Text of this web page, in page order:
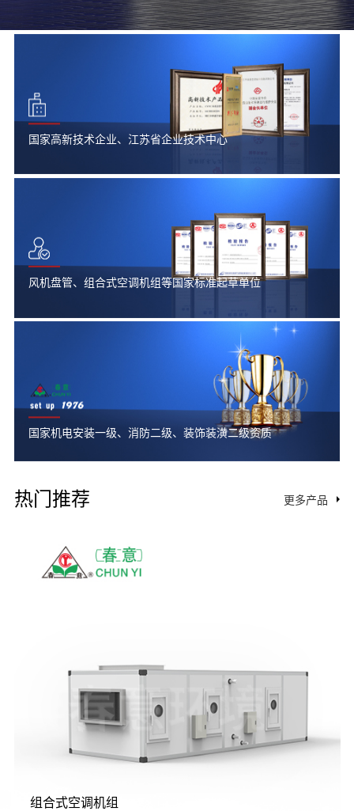
国家高新技术企业、江苏省企业技术中心
风机盘管、组合式空调机组等国家标准起草单位
国家机电安装一级、消防二级、装饰装潢二级资质
热门推荐 更多产品
柜式空调机组